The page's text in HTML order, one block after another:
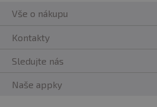
Vše o nákupu
Kontakty
Sledujte nás
Naše appky